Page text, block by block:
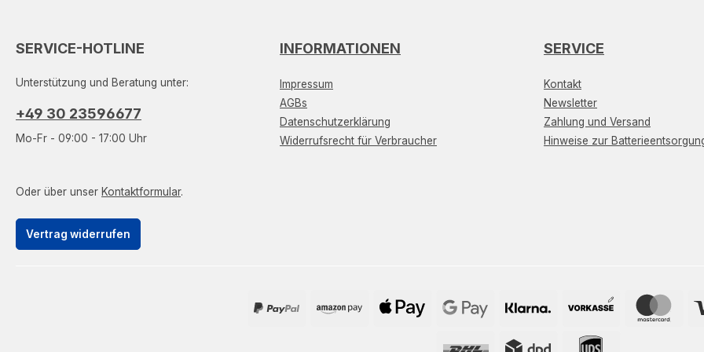
SERVICE-HOTLINE
Unterstützung und Beratung unter:
+49 30 23596677
Mo-Fr - 09:00 - 17:00 Uhr
Oder über unser Kontaktformular.
Vertrag widerrufen
INFORMATIONEN
Impressum
AGBs
Datenschutzerklärung
Widerrufsrecht für Verbraucher
SERVICE
Kontakt
Newsletter
Zahlung und Versand
Hinweise zur